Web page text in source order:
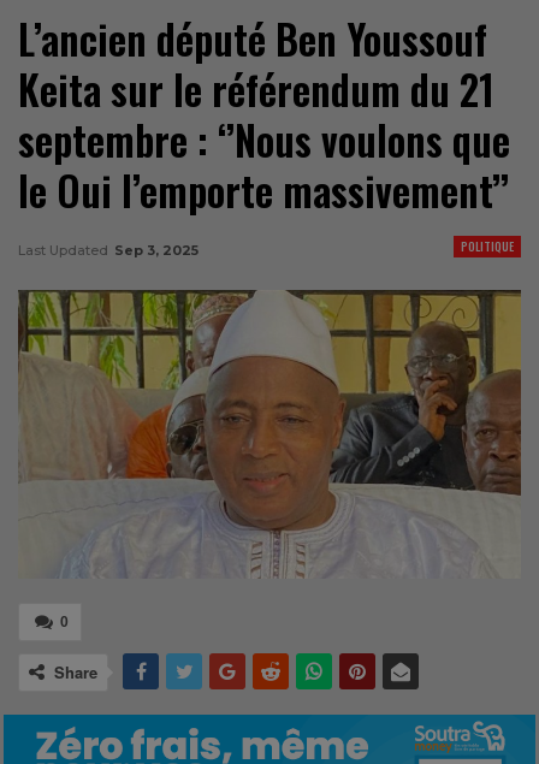
L’ancien député Ben Youssouf
Keita sur le référendum du 21
septembre : ‘’Nous voulons que
le Oui l’emporte massivement’’
POLITIQUE
Last Updated Sep 3, 2025
0
Share